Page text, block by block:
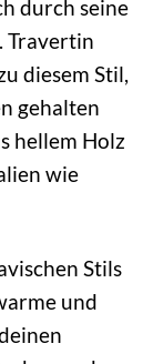
durch seine
Travertin
diesem Stil,
gehalten
hellem Holz
wie
Stils
und